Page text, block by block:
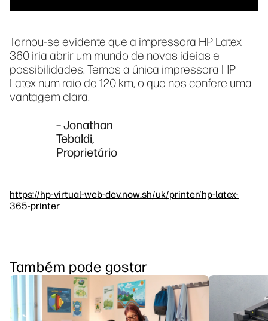
Tornou-se evidente que a impressora HP Latex
360 iria abrir um mundo de novas ideias e
possibilidades. Temos a única impressora HP
Latex num raio de 120 km, o que nos confere uma
vantagem clara.
– Jonathan
Tebaldi,
Proprietário
https://hp-virtual-web-dev.now.sh/uk/printer/hp-latex-
365-printer
Também pode gostar